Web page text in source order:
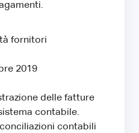
fornitori
2019
delle fatture
contabile.
contabili